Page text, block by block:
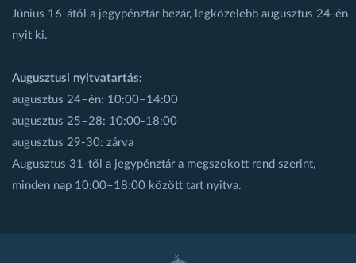
Június 16-ától a jegypénztár bezár, legközelebb augusztus 24-én
nyit ki.
Augusztusi nyitvatartás:
augusztus 24–én: 10:00–14:00
augusztus 25–28: 10:00-18:00
augusztus 29-30: zárva
Augusztus 31-től a jegypénztár a megszokott rend szerint,
minden nap 10:00–18:00 között tart nyitva.